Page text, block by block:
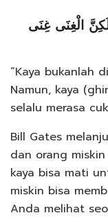
الْغِنَى غِنَى
“Kaya bukanlah
Namun, kaya
selalu merasa
Bill Gates
dan orang
kaya bisa mati
miskin bisa
Anda melihat